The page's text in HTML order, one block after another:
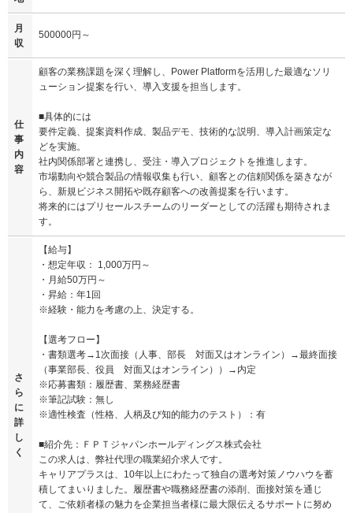
月
収
500000円～
仕
事
内
容
顧客の業務課題を深く理解し、Power Platformを活用した最適なソリ
ューション提案を行い、導入支援を担当します。
■具体的には
要件定義、提案資料作成、製品デモ、技術的な説明、導入計画策定な
どを実施。
社内関係部署と連携し、受注・導入プロジェクトを推進します。
市場動向や競合製品の情報収集も行い、顧客との信頼関係を築きなが
ら、新規ビジネス開拓や既存顧客への改善提案を行います。
将来的にはプリセールスチームのリーダーとしての活躍も期待されま
す。
さ
ら
に
詳
し
く
【給与】
・想定年収： 1,000万円～
・月給50万円～
・昇給：年1回
※経験・能力を考慮の上、決定する。
【選考フロー】
・書類選考→1次面接（人事、部長 対面又はオンライン）→最終面接
（事業部長、役員 対面又はオンライン））→内定
※応募書類：履歴書、業務経歴書
※筆記試験：無し
※適性検査（性格、人柄及び知的能力のテスト）：有
■紹介先：ＦＰＴジャパンホールディングス株式会社
この求人は、弊社代理の職業紹介求人です。
キャリアプラスは、10年以上にわたって独自の選考対策ノウハウを蓄
積してまいりました。履歴書や職務経歴書の添削、面接対策を通じ
て、ご依頼者様の魅力を企業担当者様に最大限伝えるサポートに努め